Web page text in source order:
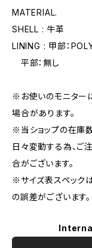
MATERIAL.
SHELL : 牛革
LINING : 甲部：
平部：無し
※お使いのモニター
場合があります。
※当ショップの在庫
日々変動する為、ご
合がございます。
※サイズ表スペック
の誤差がございます。